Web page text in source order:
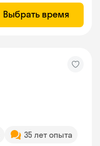
Выбрать время
35 лет опыта